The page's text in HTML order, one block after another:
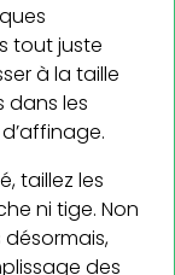
tout juste
à la taille
dans les
taillez les
ni tige. Non
des